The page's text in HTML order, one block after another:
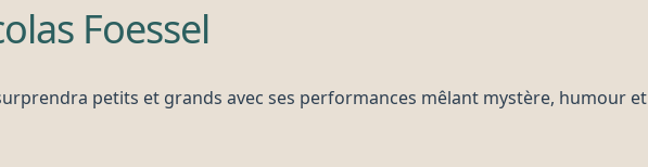
Foessel
petits et grands avec ses performances mêlant mystère, humour et